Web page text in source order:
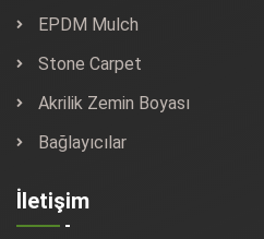
EPDM Mulch
Stone Carpet
Akrilik Zemin Boyası
Bağlayıcılar
İletişim